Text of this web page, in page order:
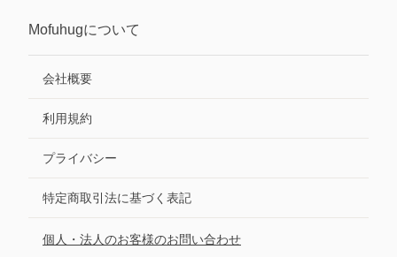
Mofuhugについて
会社概要
利用規約
プライバシー
特定商取引法に基づく表記
個人・法人のお客様のお問い合わせ